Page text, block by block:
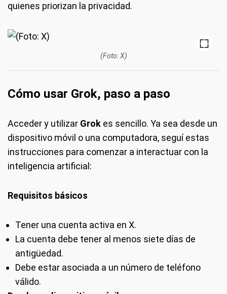
quienes priorizan la privacidad.
(Foto: X)
Cómo usar Grok, paso a paso
Acceder y utilizar Grok es sencillo. Ya sea desde un
dispositivo móvil o una computadora, seguí estas
instrucciones para comenzar a interactuar con la
inteligencia artificial:
Requisitos básicos
Tener una cuenta activa en X.
La cuenta debe tener al menos siete días de
antigüedad.
Debe estar asociada a un número de teléfono
válido.